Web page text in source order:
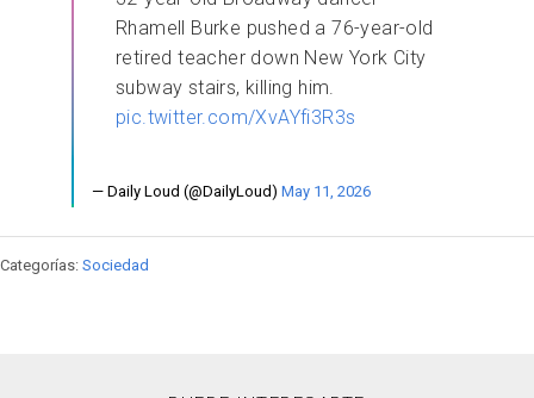
Rhamell Burke pushed a 76-year-old
retired teacher down New York City
subway stairs, killing him.
pic.twitter.com/XvAYfi3R3s
— Daily Loud (@DailyLoud) May 11, 2026
Categorías: Sociedad